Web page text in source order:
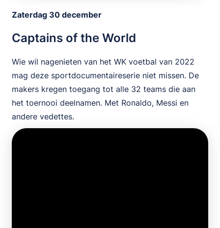
Zaterdag 30 december
Captains of the World
Wie wil nagenieten van het WK voetbal van 2022
mag deze sportdocumentaireserie niet missen. De
makers kregen toegang tot alle 32 teams die aan
het toernooi deelnamen. Met Ronaldo, Messi en
andere vedettes.